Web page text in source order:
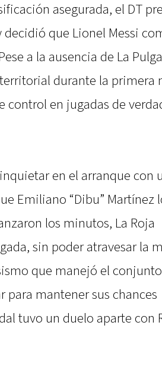
asegurada, el DT
que Lionel Messi
a la ausencia de La
durante la primera
control en jugadas de
en el arranque con
Emiliano “Dibu” Martínez
los minutos, La Roja
sin poder atravesar la
que manejó el
para mantener sus chances
tuvo un duelo aparte con